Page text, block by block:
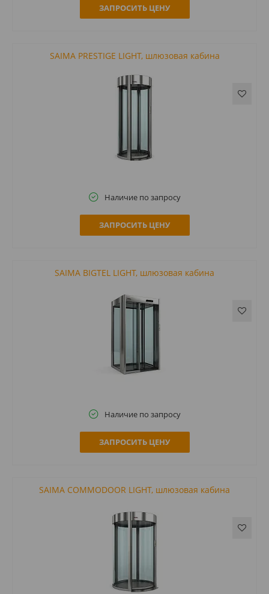
ЗАПРОСИТЬ ЦЕНУ
SAIMA PRESTIGE LIGHT, шлюзовая кабина
Наличие по запросу
ЗАПРОСИТЬ ЦЕНУ
SAIMA BIGTEL LIGHT, шлюзовая кабина
Наличие по запросу
ЗАПРОСИТЬ ЦЕНУ
SAIMA COMMODOOR LIGHT, шлюзовая кабина